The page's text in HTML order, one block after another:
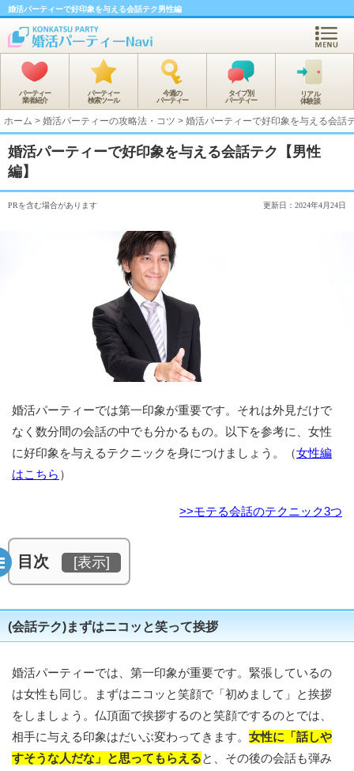
婚活パーティーで好印象を与える会話テク男性編
パーティー
業者紹介
パーティー
検索ツール
今週の
パーティー
タイプ別
パーティー
リアル
体験談
ホーム > 婚活パーティーの攻略法・コツ > 婚活パーティーで好印象を与える会話
婚活パーティーで好印象を与える会話テク【男性
編】
PRを含む場合があります 更新日：2024年4月24日
婚活パーティーでは第一印象が重要です。それは外見だけで
なく数分間の会話の中でも分かるもの。以下を参考に、女性
に好印象を与えるテクニックを身につけましょう。（女性編
はこちら ）
>>モテる会話のテクニック3つ
目次 [表示]
(会話テク)まずはニコッと笑って挨拶
婚活パーティーでは、第一印象が重要です。緊張しているの
は女性も同じ。まずはニコッと笑顔で「初めまして」と挨拶
をしましょう。仏頂面で挨拶するのと笑顔でするのとでは、
相手に与える印象はだいぶ変わってきます。 女性に「話しや
すそうな人だな」と思ってもらえると、その後の会話も弾み